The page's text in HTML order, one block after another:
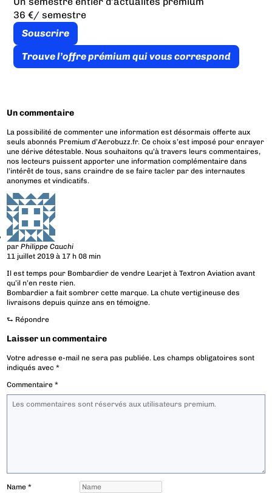
36 €/ semestre
Souscrire
Trouve l’offre prémium qui vous correspond
Un commentaire
La possibilité de commenter une information est désormais offerte aux
seuls abonnés Premium d’Aerobuzz.fr. Ce choix s’est imposé pour enrayer
une dérive détestable. Nous souhaitons qu’à travers leurs commentaires,
nos lecteurs puissent apporter une information complémentaire dans
l’intérêt de tous, sans craindre de se faire tacler par des internautes
anonymes et vindicatifs.
parPhilippe Cauchi
11 juillet 2019 à 17 h 08 min
Il est temps pour Bombardier de vendre Learjet à Textron Aviation avant
qu’il n’en reste rien.
Bombardier a fait sombrer cette marque. La chute vertigineuse des
livraisons depuis quinze ans en témoigne.
⮑ Répondre
Laisser un commentaire
Votre adresse e-mail ne sera pas publiée. Les champs obligatoires sont
indiqués avec*
Commentaire*
Name*